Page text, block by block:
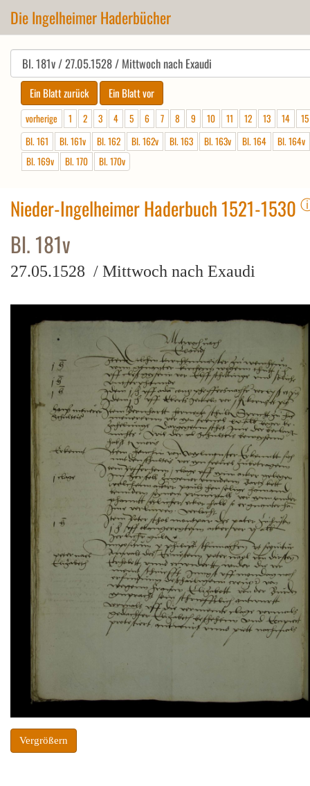
Die Ingelheimer Haderbücher
vorherige 1 2 3 4 5 6 7 8 9 10 11 12 13 14
15
Bl. 161
Bl. 161v Bl. 162 Bl. 162v Bl. 163 Bl. 163v Bl. 164
Bl. 164v
Bl. 169v
Bl. 170 Bl. 170v
Nieder-Ingelheimer Haderbuch 1521-1530
Bl. 181v
27.05.1528 / Mittwoch nach Exaudi
Vergrößern